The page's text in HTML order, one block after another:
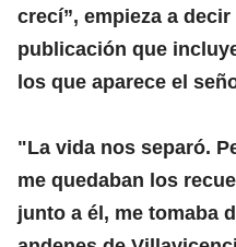
crecí”, empieza a
publicación que
los que aparece el
"La vida nos separó.
me quedaban los
junto a él, me tomaba